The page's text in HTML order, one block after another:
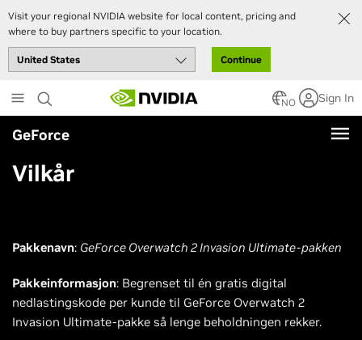
Visit your regional NVIDIA website for local content, pricing and
where to buy partners specific to your location.
Continue
to
main
content
NO Sign In
GeForce
Vilkår
Pakkenavn: GeForce Overwatch 2 Invasion Ultimate-pakken
Pakkeinformasjon: Begrenset til én gratis digital
nedlastingskode per kunde til GeForce Overwatch 2
Invasion Ultimate-pakke så lenge beholdningen rekker.